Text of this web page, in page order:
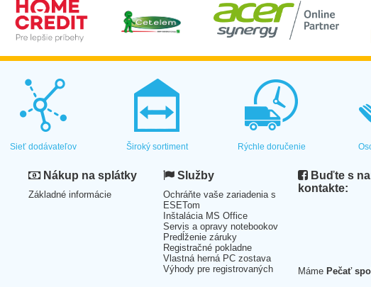
Sieť dodávateľov Široký sortiment Rýchle doručenie
Nákup na splátky
Základné informácie
Služby
Ochráňte vaše zariadenia s
ESETom
Inštalácia MS Office
Servis a opravy notebookov
Predĺženie záruky
Registračné pokladne
Vlastná herná PC zostava
Výhody pre registrovaných
Buďte s
kontakte:
Máme Pečať